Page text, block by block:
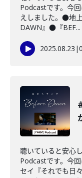
Podcastです。今
えしました。●地
DAWN』●『BEF...
2025.08.23 |
聴いていると安心
Podcastです。今
セイ『それでも日